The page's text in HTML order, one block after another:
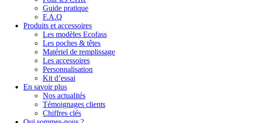
Guide pratique
F.A.Q
Produits et accessoires
Les modèles Ecofass
Les poches & têtes
Matériel de remplissage
Les accessoires
Personnalisation
Kit d’essai
En savoir plus
Nos actualités
Témoignages clients
Chiffres clés